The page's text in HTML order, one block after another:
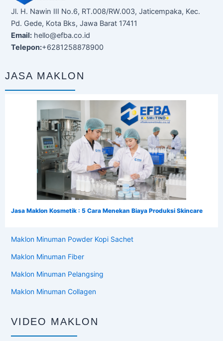
Jl. H. Nawin III No.6, RT.008/RW.003, Jaticempaka, Kec.
Pd. Gede, Kota Bks, Jawa Barat 17411
Email: hello@efba.co.id
Telepon:+6281258878900
JASA MAKLON
Jasa Maklon Kosmetik : 5 Cara Menekan Biaya Produksi Skincare
Maklon Minuman Powder Kopi Sachet
Maklon Minuman Fiber
Maklon Minuman Pelangsing
Maklon Minuman Collagen
VIDEO MAKLON